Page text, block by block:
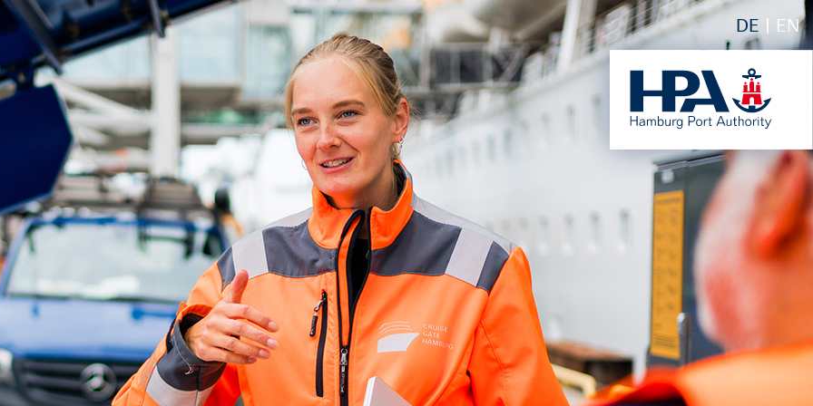
DE EN
Center der HPA
aller Verkehrsmeldungen im Hafen am